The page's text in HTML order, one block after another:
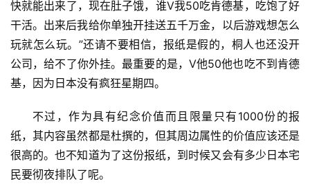
快就能出来了，现在肚子饿，谁V我50吃肯德基，吃饱了好
干活。出来后我给你单独开挂送五千万金，以后游戏想怎么
玩就怎么玩。”还请不要相信，报纸是假的，桐人也还没开
公司，给不了你外挂。最重要的是，V他50他也吃不到肯德
基，因为日本没有疯狂星期四。
不过，作为具有纪念价值而且限量只有1000份的报
纸，其内容虽然都是杜撰的，但其周边属性的价值应该还是
很高的。也不知道为了这份报纸，到时候又会有多少日本宅
民要彻夜排队了呢。